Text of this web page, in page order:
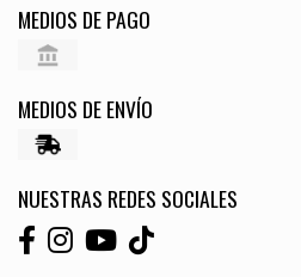
MEDIOS DE PAGO
MEDIOS DE ENVÍO
NUESTRAS REDES SOCIALES